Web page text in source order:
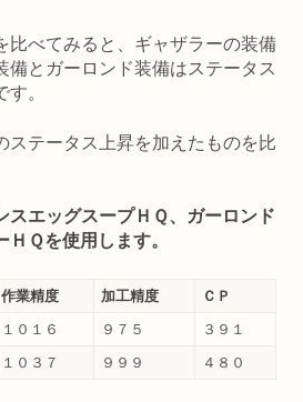
比べてみると、ギャザラーの装備
備とガーロンド装備はステータス
。
ステータス上昇を加えたものを比
スエッグスープＨＱ、ガーロンド
Ｑを使用します。
作業精度 加工精度
ＣＰ
１０１６ ９７５
３９１
１０３７ ９９９ ４８０